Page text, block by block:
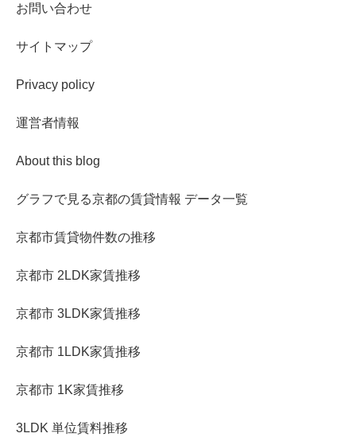
お問い合わせ
サイトマップ
Privacy policy
運営者情報
About this blog
グラフで見る京都の賃貸情報 データ一覧
京都市賃貸物件数の推移
京都市 2LDK家賃推移
京都市 3LDK家賃推移
京都市 1LDK家賃推移
京都市 1K家賃推移
3LDK 単位賃料推移